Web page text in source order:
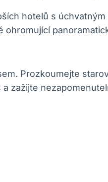
hotelů s úchvatným
ohromující
Prozkoumejte
zažijte